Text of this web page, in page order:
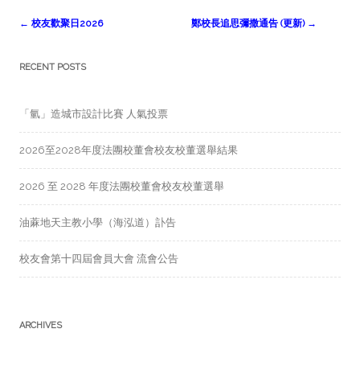
Post
← 校友歡聚日2026 鄭校長追思彌撒通告 (更新) →
RECENT POSTS
「氫」造城市設計比賽 人氣投票
2026至2028年度法團校董會校友校董選舉結果
2026 至 2028 年度法團校董會校友校董選舉
油蔴地天主教小學（海泓道）訃告
校友會第十四屆會員大會 流會公告
ARCHIVES